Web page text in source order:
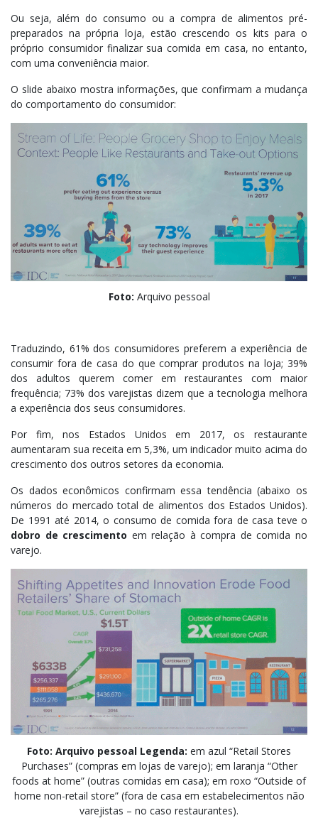
Ou seja, além do consumo ou a compra de alimentos pré-
preparados na própria loja, estão crescendo os kits para o
próprio consumidor finalizar sua comida em casa, no entanto,
com uma conveniência maior.
O slide abaixo mostra informações, que confirmam a mudança
do comportamento do consumidor:
Foto: Arquivo pessoal
Traduzindo, 61% dos consumidores preferem a experiência de
consumir fora de casa do que comprar produtos na loja; 39%
dos adultos querem comer em restaurantes com maior
frequência; 73% dos varejistas dizem que a tecnologia melhora
a experiência dos seus consumidores.
Por fim, nos Estados Unidos em 2017, os restaurante
aumentaram sua receita em 5,3%, um indicador muito acima do
crescimento dos outros setores da economia.
Os dados econômicos confirmam essa tendência (abaixo os
números do mercado total de alimentos dos Estados Unidos).
De 1991 até 2014, o consumo de comida fora de casa teve o
dobro de crescimento em relação à compra de comida no
varejo.
Foto: Arquivo pessoal Legenda: em azul “Retail Stores
Purchases” (compras em lojas de varejo); em laranja “Other
foods at home” (outras comidas em casa); em roxo “Outside of
home non-retail store” (fora de casa em estabelecimentos não
varejistas – no caso restaurantes).